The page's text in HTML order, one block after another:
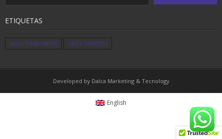
ETIQUETAS
SALES ENABLEMENT SALES STRATEGY
Developed by Dalca Marketing & Tecnology
English